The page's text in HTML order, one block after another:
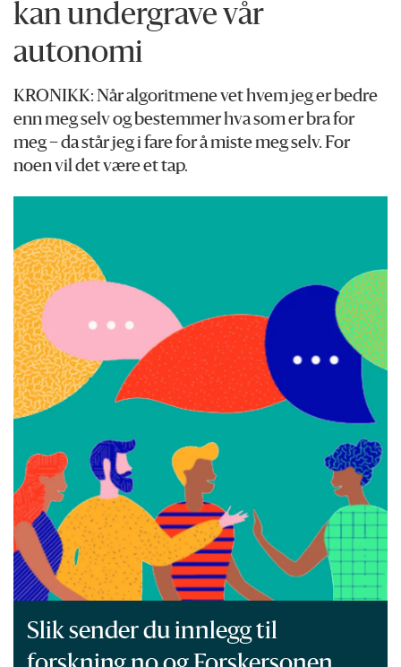
kan undergrave vår
autonomi
KRONIKK: Når algoritmene vet hvem jeg er bedre
enn meg selv og bestemmer hva som er bra for
meg – da står jeg i fare for å miste meg selv. For
noen vil det være et tap.
Slik sender du innlegg til